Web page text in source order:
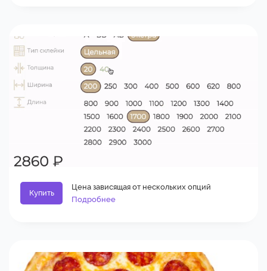
Купить
Цена зависящая от нескольких опций
Подробнее